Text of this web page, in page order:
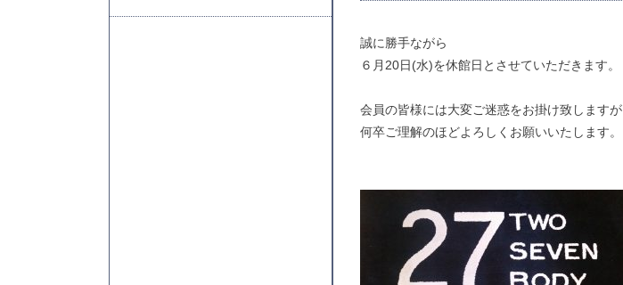
誠に勝手ながら
６月20日(水)を休館日とさせていただきます。
会員の皆様には大変ご迷惑をお掛け致しますが
何卒ご理解のほどよろしくお願いいたします。